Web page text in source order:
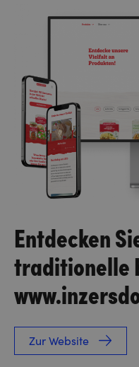
Entdecken
traditionelle
Zur Website